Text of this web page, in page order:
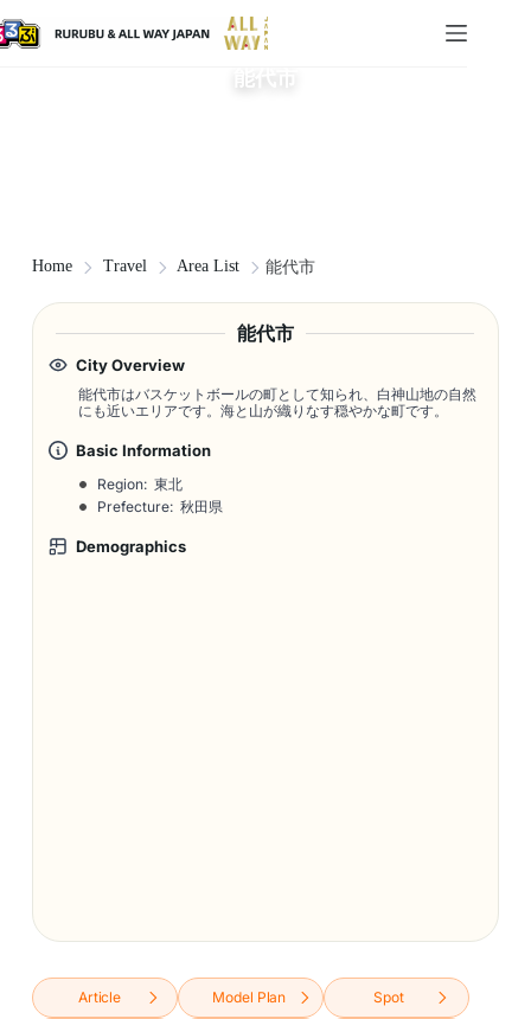
能代市
Home Travel Area List 能代市
能代市
City Overview
能代市はバスケットボールの町として知られ、白神山地の自然
にも近いエリアです。海と山が織りなす穏やかな町です。
Basic Information
Region: 東北
Prefecture: 秋田県
Demographics
Article Model Plan Spot